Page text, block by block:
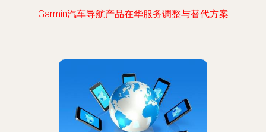
Garmin汽车导航产品在华服务调整与替代方案